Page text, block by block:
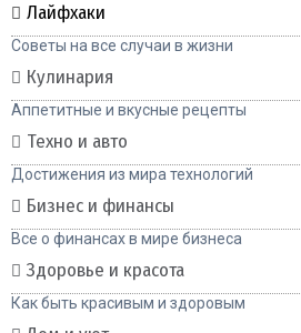
Лайфхаки
Советы на все случаи в жизни
Кулинария
Аппетитные и вкусные рецепты
Техно и авто
Достижения из мира технологий
Бизнес и финансы
Все о финансах в мире бизнеса
Здоровье и красота
Как быть красивым и здоровым